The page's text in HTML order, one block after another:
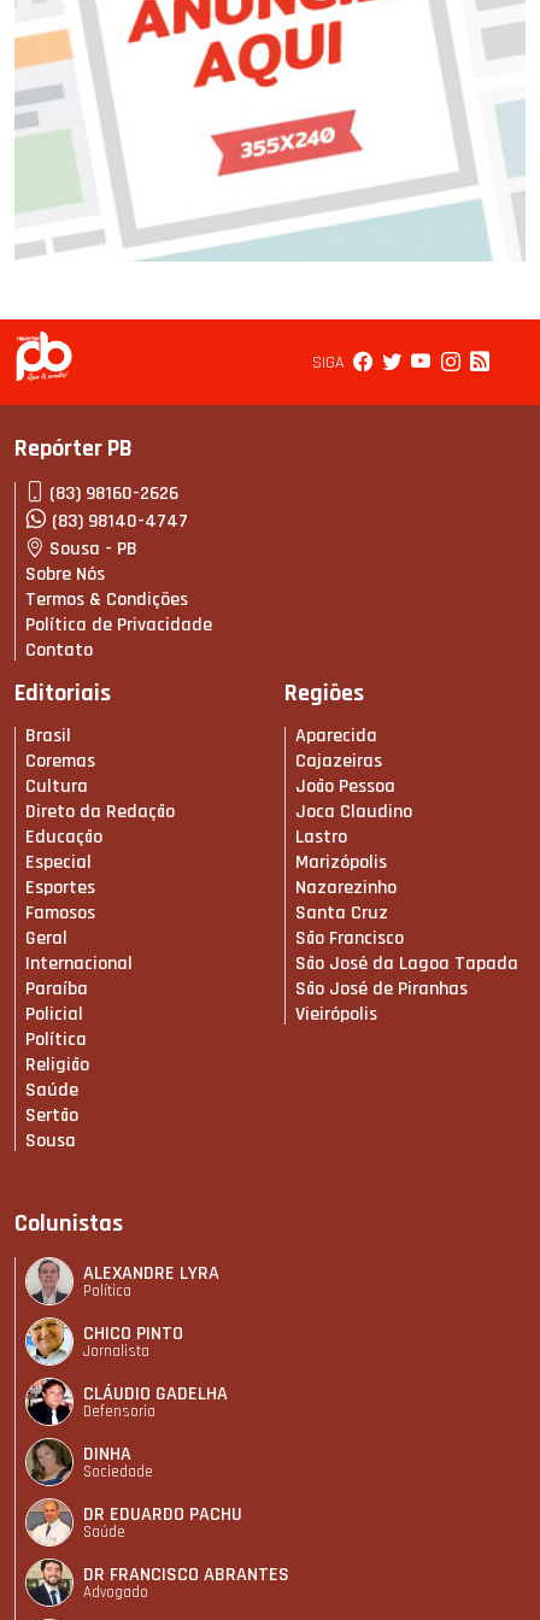
SIGA
Repórter PB
(83) 98160-2626
(83) 98140-4747
Sousa - PB
Sobre Nós
Termos & Condições
Política de Privacidade
Contato
Editoriais
Brasil
Coremas
Cultura
Direto da Redação
Educação
Especial
Esportes
Famosos
Geral
Internacional
Paraíba
Policial
Política
Religião
Saúde
Sertão
Sousa
Regiões
Aparecida
Cajazeiras
João Pessoa
Joca Claudino
Lastro
Marizópolis
Nazarezinho
Santa Cruz
São Francisco
São José da Lagoa Tapada
São José de Piranhas
Vieirópolis
Colunistas
ALEXANDRE LYRA
Política
CHICO PINTO
Jornalista
CLÁUDIO GADELHA
Defensoria
DINHA
Sociedade
DR EDUARDO PACHU
Saúde
DR FRANCISCO ABRANTES
Advogado